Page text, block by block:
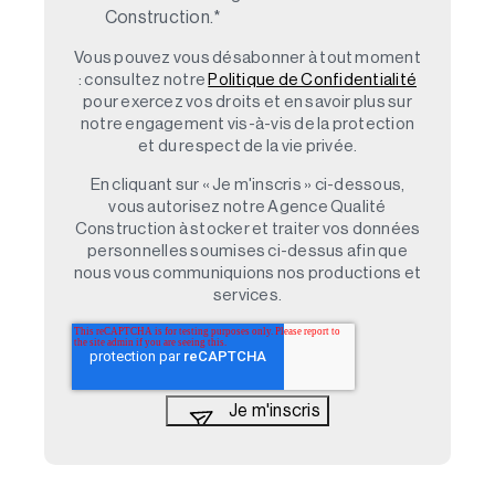
Construction. *
Vous pouvez vous désabonner à tout moment
: consultez notre Politique de Confidentialité
pour exercez vos droits et en savoir plus sur
notre engagement vis-à-vis de la protection
et du respect de la vie privée.
En cliquant sur « Je m'inscris » ci-dessous,
vous autorisez notre Agence Qualité
Construction à stocker et traiter vos données
personnelles soumises ci-dessus afin que
nous vous communiquions nos productions et
services.